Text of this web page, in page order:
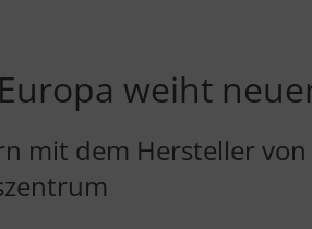
weiht
mit dem Hersteller